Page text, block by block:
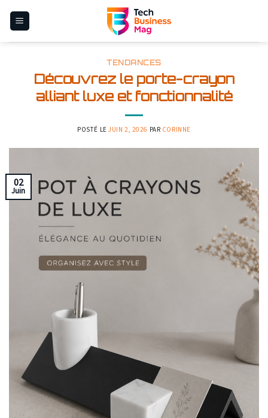
TENDANCES
Découvrez le porte-crayon
alliant luxe et fonctionnalité
POSTÉ LEJUIN 2, 2026 PAR CORINNE
02
Juin